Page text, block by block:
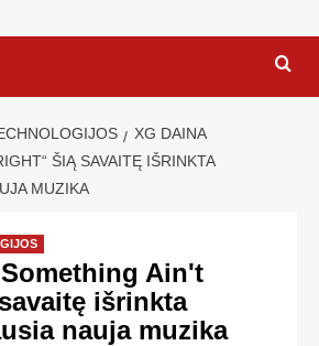
XG DAINA
ŠIĄ SAVAITĘ IŠRINKTA
MUZIKA
Ain't
išrinkta
nauja muzika